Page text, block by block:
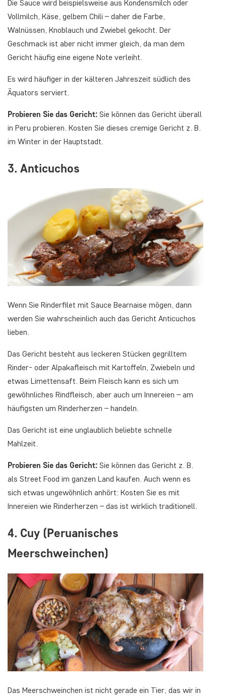
Die Sauce wird beispielsweise aus Kondensmilch oder
Vollmilch, Käse, gelbem Chili – daher die Farbe,
Walnüssen, Knoblauch und Zwiebel gekocht. Der
Geschmack ist aber nicht immer gleich, da man dem
Gericht häufig eine eigene Note verleiht.
Es wird häufiger in der kälteren Jahreszeit südlich des
Äquators serviert.
Probieren Sie das Gericht: Sie können das Gericht überall
in Peru probieren. Kosten Sie dieses cremige Gericht z. B.
im Winter in der Hauptstadt.
3. Anticuchos
Wenn Sie Rinderfilet mit Sauce Bearnaise mögen, dann
werden Sie wahrscheinlich auch das Gericht Anticuchos
lieben.
Das Gericht besteht aus leckeren Stücken gegrilltem
Rinder- oder Alpakafleisch mit Kartoffeln, Zwiebeln und
etwas Limettensaft. Beim Fleisch kann es sich um
gewöhnliches Rindfleisch, aber auch um Innereien – am
häufigsten um Rinderherzen – handeln.
Das Gericht ist eine unglaublich beliebte schnelle
Mahlzeit.
Probieren Sie das Gericht: Sie können das Gericht z. B.
als Street Food im ganzen Land kaufen. Auch wenn es
sich etwas ungewöhnlich anhört: Kosten Sie es mit
Innereien wie Rinderherzen – das ist wirklich traditionell.
4. Cuy (Peruanisches
Meerschweinchen)
Das Meerschweinchen ist nicht gerade ein Tier, das wir in